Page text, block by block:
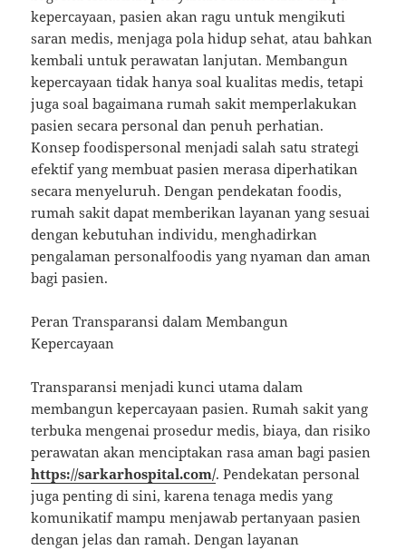
kepercayaan, pasien akan ragu untuk mengikuti
saran medis, menjaga pola hidup sehat, atau bahkan
kembali untuk perawatan lanjutan. Membangun
kepercayaan tidak hanya soal kualitas medis, tetapi
juga soal bagaimana rumah sakit memperlakukan
pasien secara personal dan penuh perhatian.
Konsep foodispersonal menjadi salah satu strategi
efektif yang membuat pasien merasa diperhatikan
secara menyeluruh. Dengan pendekatan foodis,
rumah sakit dapat memberikan layanan yang sesuai
dengan kebutuhan individu, menghadirkan
pengalaman personalfoodis yang nyaman dan aman
bagi pasien.
Peran Transparansi dalam Membangun
Kepercayaan
Transparansi menjadi kunci utama dalam
membangun kepercayaan pasien. Rumah sakit yang
terbuka mengenai prosedur medis, biaya, dan risiko
perawatan akan menciptakan rasa aman bagi pasien
https://sarkarhospital.com/. Pendekatan personal
juga penting di sini, karena tenaga medis yang
komunikatif mampu menjawab pertanyaan pasien
dengan jelas dan ramah. Dengan layanan